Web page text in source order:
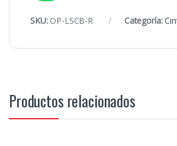
SKU: OP-LSCB-R Categoría:
Productos relacionados